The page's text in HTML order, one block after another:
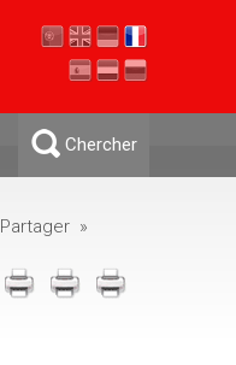
Chercher
Partager »